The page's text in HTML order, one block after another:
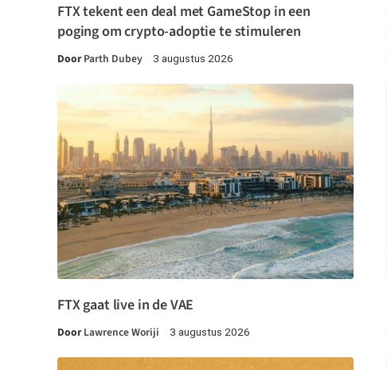
FTX tekent een deal met GameStop in een
poging om crypto-adoptie te stimuleren
DoorParth Dubey 3 augustus 2026
FTX gaat live in de VAE
DoorLawrence Woriji 3 augustus 2026